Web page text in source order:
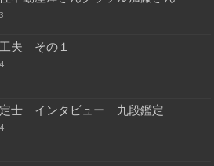
夫 その１
定士 インタビュー 九段鑑定